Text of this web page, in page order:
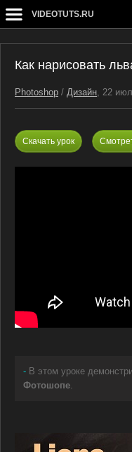
VIDEOTUTS.RU
Как нарисовать
Photoshop / Дизайн, 22
Скачать урок
- В этом уроке
Фотошопе.